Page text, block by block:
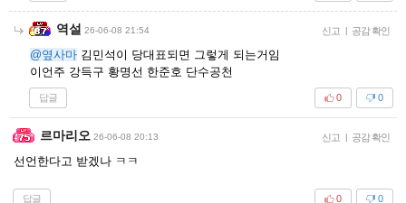
역설 26-06-08 21:54 신고 | 공감 확인
@옆사마 김민석이 당대표되면 그렇게 되는거임
이언주 강득구 황명선 한준호 단수공천
답글 0
0
르마리오 26-06-08 20:13 신고 | 공감 확인
선언한다고 받겠나 ㅋㅋ
답글 0
0